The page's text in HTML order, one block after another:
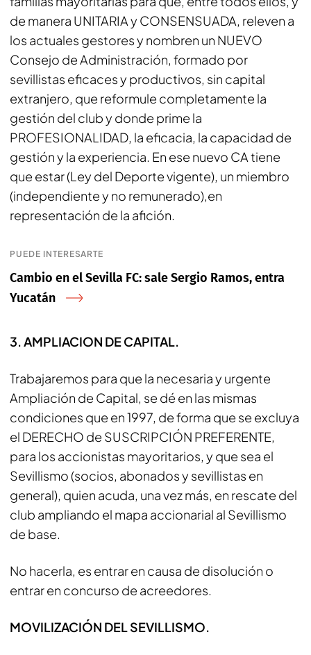
de manera UNITARIA y CONSENSUADA, releven a
los actuales gestores y nombren un NUEVO
Consejo de Administración, formado por
sevillistas eficaces y productivos, sin capital
extranjero, que reformule completamente la
gestión del club y donde prime la
PROFESIONALIDAD, la eficacia, la capacidad de
gestión y la experiencia. En ese nuevo CA tiene
que estar (Ley del Deporte vigente), un miembro
(independiente y no remunerado),en
representación de la afición.
PUEDE INTERESARTE
Cambio en el Sevilla FC: sale Sergio Ramos, entra
Yucatán
3. AMPLIACION DE CAPITAL.
Trabajaremos para que la necesaria y urgente
Ampliación de Capital, se dé en las mismas
condiciones que en 1997, de forma que se excluya
el DERECHO de SUSCRIPCIÓN PREFERENTE,
para los accionistas mayoritarios, y que sea el
Sevillismo (socios, abonados y sevillistas en
general), quien acuda, una vez más, en rescate del
club ampliando el mapa accionarial al Sevillismo
de base.
No hacerla, es entrar en causa de disolución o
entrar en concurso de acreedores.
MOVILIZACIÓN DEL SEVILLISMO.